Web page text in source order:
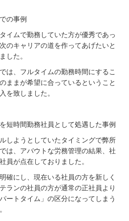
の事例
イムで勤務していた方が優秀であっ
のキャリアの道を作ってあげたいと
した。
は、フルタイムの勤務時間にするこ
ままが希望に合っているということ
を致しました。
短時間勤務社員として処遇した事例
しようとしていたタイミングで弊所
は、アバウトな労務管理の結果、社
員が点在しておりました。
確にし、現在いる社員の方を新しく
ランの社員の方が通常の正社員より
ートタイム」の区分になってしまう